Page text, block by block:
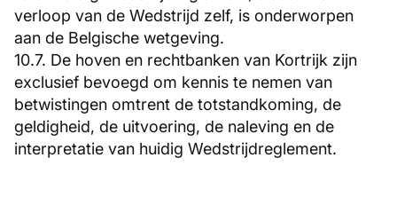
verloop van de Wedstrijd zelf, is onderworpen
aan de Belgische wetgeving.
10.7. De hoven en rechtbanken van Kortrijk zijn
exclusief bevoegd om kennis te nemen van
betwistingen omtrent de totstandkoming, de
geldigheid, de uitvoering, de naleving en de
interpretatie van huidig Wedstrijdreglement.